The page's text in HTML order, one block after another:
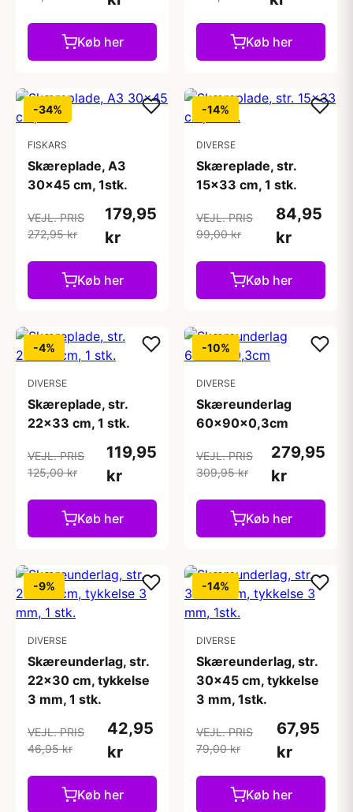
Køb her Køb her
-34%
FISKARS
Skæreplade, A3
30x45 cm, 1stk.
VEJL. PRIS
272,95 kr
179,95
kr
Køb her
-14%
DIVERSE
Skæreplade, str.
15x33 cm, 1 stk.
VEJL. PRIS
99,00 kr
84,95
kr
Køb her
-4%
DIVERSE
Skæreplade, str.
22x33 cm, 1 stk.
VEJL. PRIS
125,00 kr
119,95
kr
Køb her
-10%
DIVERSE
Skæreunderlag
60x90x0,3cm
VEJL. PRIS
309,95 kr
279,95
kr
Køb her
-9%
DIVERSE
Skæreunderlag, str.
22x30 cm, tykkelse
3 mm, 1 stk.
VEJL. PRIS
46,95 kr
42,95
kr
Køb her
-14%
DIVERSE
Skæreunderlag, str.
30x45 cm, tykkelse
3 mm, 1stk.
VEJL. PRIS
79,00 kr
67,95
kr
Køb her